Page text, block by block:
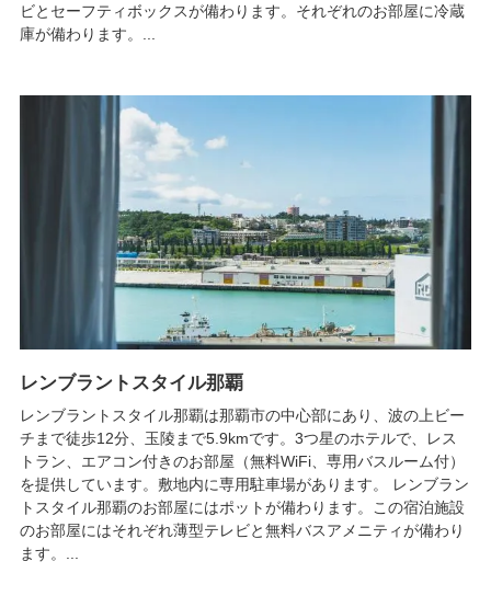
ビとセーフティボックスが備わります。それぞれのお部屋に冷蔵
庫が備わります。...
レンブラントスタイル那覇
レンブラントスタイル那覇は那覇市の中心部にあり、波の上ビー
チまで徒歩12分、玉陵まで5.9kmです。3つ星のホテルで、レス
トラン、エアコン付きのお部屋（無料WiFi、専用バスルーム付）
を提供しています。敷地内に専用駐車場があります。 レンブラン
トスタイル那覇のお部屋にはポットが備わります。この宿泊施設
のお部屋にはそれぞれ薄型テレビと無料バスアメニティが備わり
ます。...